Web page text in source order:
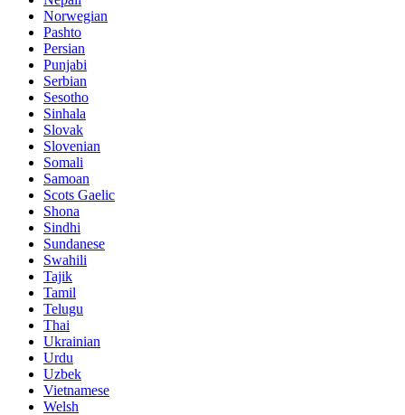
Norwegian
Pashto
Persian
Punjabi
Serbian
Sesotho
Sinhala
Slovak
Slovenian
Somali
Samoan
Scots Gaelic
Shona
Sindhi
Sundanese
Swahili
Tajik
Tamil
Telugu
Thai
Ukrainian
Urdu
Uzbek
Vietnamese
Welsh